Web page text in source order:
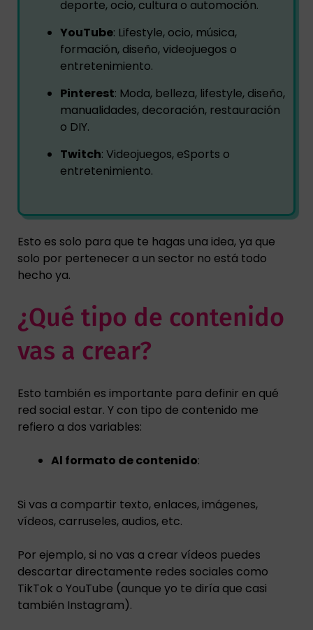
deporte, ocio, cultura o automoción.
YouTube: Lifestyle, ocio, música,
formación, diseño, videojuegos o
entretenimiento.
Pinterest: Moda, belleza, lifestyle, diseño,
manualidades, decoración, restauración
o DIY.
Twitch: Videojuegos, eSports o
entretenimiento.
Esto es solo para que te hagas una idea, ya que
solo por pertenecer a un sector no está todo
hecho ya.
¿Qué tipo de contenido
vas a crear?
Esto también es importante para definir en qué
red social estar. Y con tipo de contenido me
refiero a dos variables:
Al formato de contenido:
Si vas a compartir texto, enlaces, imágenes,
vídeos, carruseles, audios, etc.
Por ejemplo, si no vas a crear vídeos puedes
descartar directamente redes sociales como
TikTok o YouTube (aunque yo te diría que casi
también Instagram).